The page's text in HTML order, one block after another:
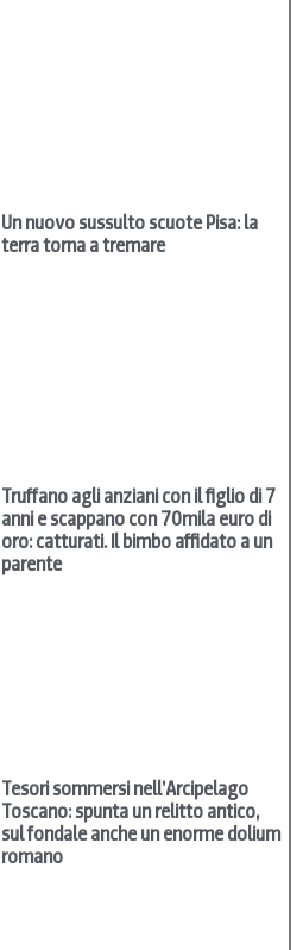
Un nuovo sussulto scuote Pisa: la
terra torna a tremare
Truffano agli anziani con il figlio di 7
anni e scappano con 70mila euro di
oro: catturati. Il bimbo affidato a un
parente
Tesori sommersi nell’Arcipelago
Toscano: spunta un relitto antico,
sul fondale anche un enorme dolium
romano